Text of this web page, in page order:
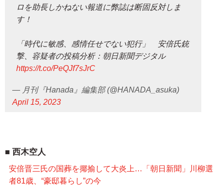
ロを助長しかねない報道に弊誌は断固反対しま
す！
「時代に敏感、感情任せでない犯行」 安倍氏銃
撃、容疑者の投稿分析：朝日新聞デジタル
https://t.co/PeQJf7sJrC
— 月刊『Hanada』編集部 (@HANADA_asuka)
April 15, 2023
西木空人
安倍晋三氏の国葬を揶揄して大炎上…「朝日新聞」川柳選
者81歳、“豪邸暮らし”の今